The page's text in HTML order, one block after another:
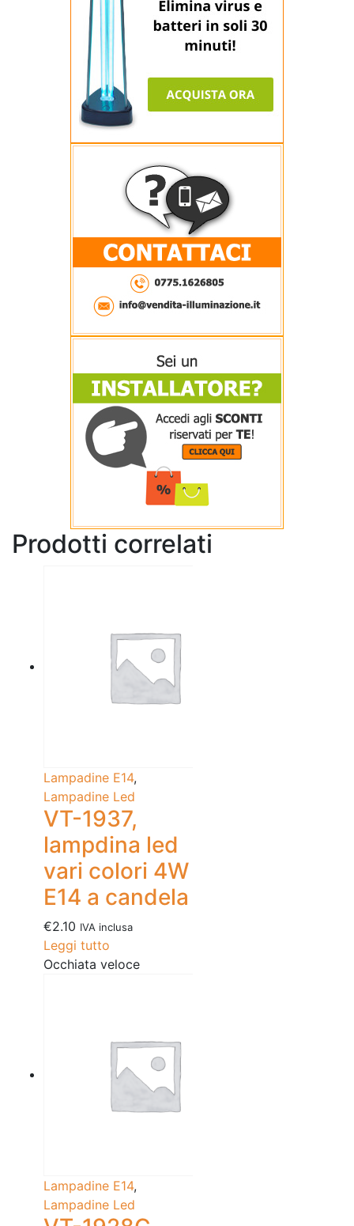
Prodotti correlati
Lampadine E14,
Lampadine Led
VT-1937,
lampdina led
vari colori 4W
E14 a candela
€2.10 IVA inclusa
Leggi tutto
Occhiata veloce
Lampadine E14,
Lampadine Led